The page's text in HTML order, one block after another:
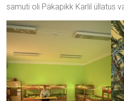
samuti oli Päkapikk Karlil üllatus